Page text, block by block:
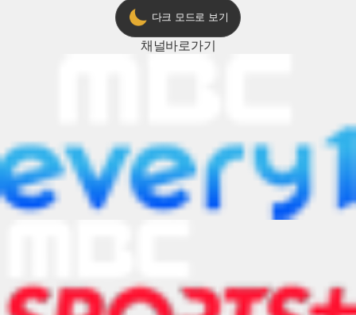
다크 모드로 보기
채널바로가기